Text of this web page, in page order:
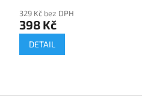
329 Kč bez DPH
398 Kč
DETAIL